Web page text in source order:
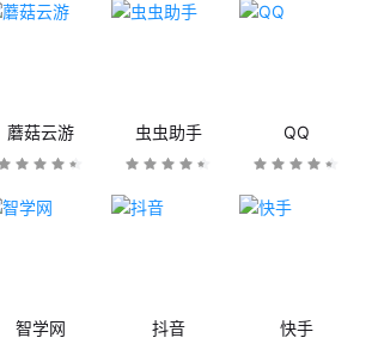
蘑菇云游 虫虫助手 QQ
智学网 抖音 快手